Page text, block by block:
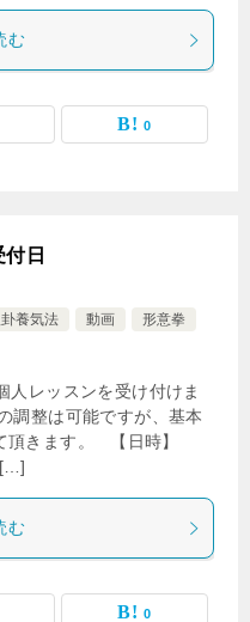
む
0
日
養気法 動画
形意拳
人レッスンを受け付けま
調整は可能ですが、基本
頂きます。 【日時】
[…]
む
0